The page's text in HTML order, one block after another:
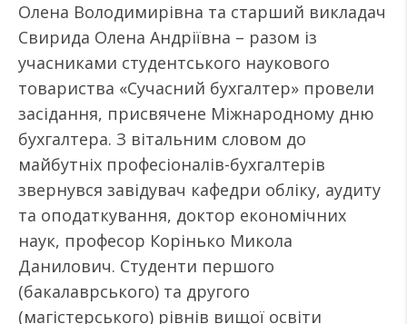
Олена Володимирівна та старший викладач
Свирида Олена Андріївна – разом із
учасниками студентського наукового
товариства «Сучасний бухгалтер» провели
засідання, присвячене Міжнародному дню
бухгалтера. З вітальним словом до
майбутніх професіоналів-бухгалтерів
звернувся завідувач кафедри обліку, аудиту
та оподаткування, доктор економічних
наук, професор Корінько Микола
Данилович. Студенти першого
(бакалаврського) та другого
(магістерського) рівнів вищої освіти